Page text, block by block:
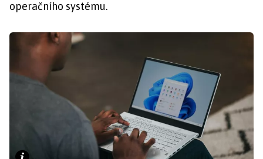
operačního systému.